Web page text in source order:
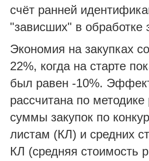
счёт ранней
"зависших" в обработке
Экономия на закупках
22%, когда на старте
был равен -10%.
рассчитана по
суммы закупок по
листам (КЛ) и средних
КЛ (средняя стоимость